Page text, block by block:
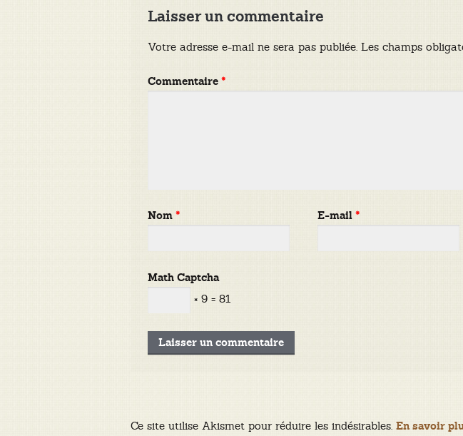
Laisser un commentaire
Votre adresse e-mail ne sera pas publiée. Les champs
Commentaire*
Nom* E-mail*
Math Captcha
× 9 = 81
Ce site utilise Akismet pour réduire les indésirables.En savoir